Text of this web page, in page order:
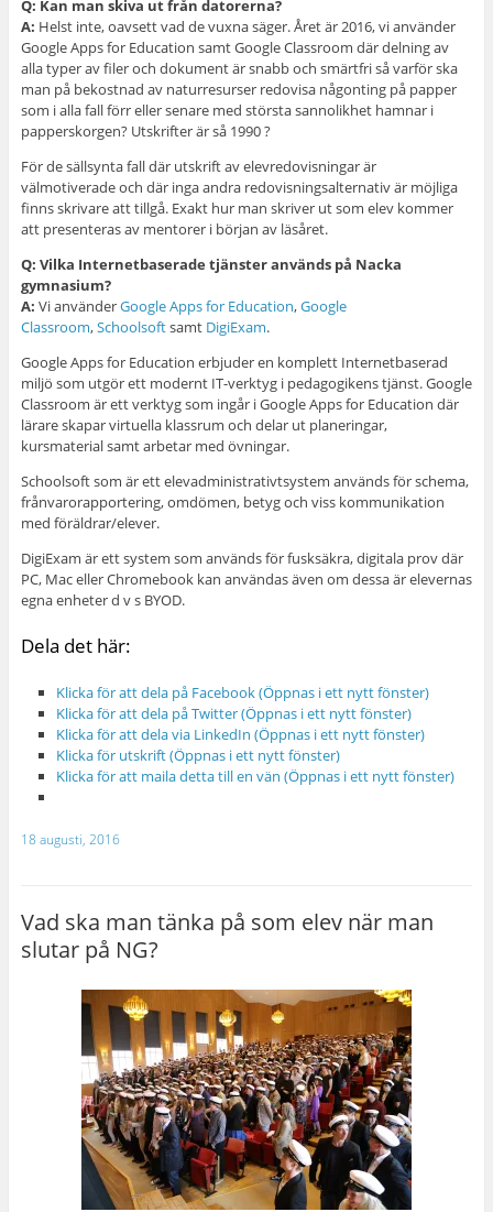
Q: Kan man skiva ut från datorerna?
A: Helst inte, oavsett vad de vuxna säger. Året är 2016, vi använder
Google Apps for Education samt Google Classroom där delning av
alla typer av filer och dokument är snabb och smärtfri så varför ska
man på bekostnad av naturresurser redovisa någonting på papper
som i alla fall förr eller senare med största sannolikhet hamnar i
papperskorgen? Utskrifter är så 1990 ?
För de sällsynta fall där utskrift av elevredovisningar är
välmotiverade och där inga andra redovisningsalternativ är möjliga
finns skrivare att tillgå. Exakt hur man skriver ut som elev kommer
att presenteras av mentorer i början av läsåret.
Q: Vilka Internetbaserade tjänster används på Nacka
gymnasium?
A: Vi använderGoogle Apps for Education,Google
Classroom,Schoolsoftsamt DigiExam.
Google Apps for Education erbjuder en komplett Internetbaserad
miljö som utgör ett modernt IT-verktyg i pedagogikens tjänst. Google
Classroom är ett verktyg som ingår i Google Apps for Education där
lärare skapar virtuella klassrum och delar ut planeringar,
kursmaterial samt arbetar med övningar.
Schoolsoft som är ett elevadministrativtsystem används för schema,
frånvarorapportering, omdömen, betyg och viss kommunikation
med föräldrar/elever.
DigiExam är ett system som används för fusksäkra, digitala prov där
PC, Mac eller Chromebook kan användas även om dessa är elevernas
egna enheter d v s BYOD.
Dela det här:
Klicka för att dela på Facebook (Öppnas i ett nytt fönster)
Klicka för att dela på Twitter (Öppnas i ett nytt fönster)
Klicka för att dela via LinkedIn (Öppnas i ett nytt fönster)
Klicka för utskrift (Öppnas i ett nytt fönster)
Klicka för att maila detta till en vän (Öppnas i ett nytt fönster)
18 augusti, 2016
Vad ska man tänka på som elev när man
slutar på NG?